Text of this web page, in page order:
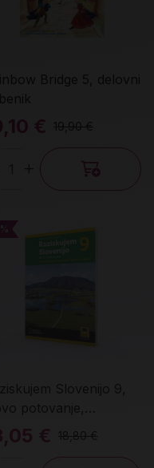
Bridge 5, delovni
€ 19,90 €
Slovenijo 9,
potovanje,
delovni zvezek
€ 18,80 €